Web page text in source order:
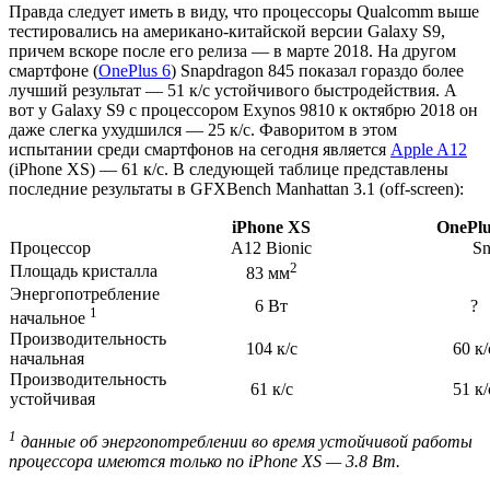
Правда следует иметь в виду, что процессоры Qualcomm выше
тестировались на американо-китайской версии Galaxy S9,
причем вскоре после его релиза — в марте 2018. На другом
смартфоне (OnePlus 6) Snapdragon 845 показал гораздо более
лучший результат — 51 к/с устойчивого быстродействия. А
вот у Galaxy S9 с процессором Exynos 9810 к октябрю 2018 он
даже слегка ухудшился — 25 к/с. Фаворитом в этом
испытании среди смартфонов на сегодня является Apple A12
(iPhone XS) — 61 к/с. В следующей таблице представлены
последние результаты в GFXBench Manhattan 3.1 (off-screen):
iPhone XS
Процессор
A12 Bionic
Площадь кристалла
83 мм2
Энергопотребление
начальное 1 6 Вт
?
Производительность
начальная
104 к/с
60 к/
Производительность
устойчивая
61 к/с 51 к/
1 данные об энергопотреблении во время устойчивой работы
процессора имеются только по iPhone XS — 3.8 Вт.